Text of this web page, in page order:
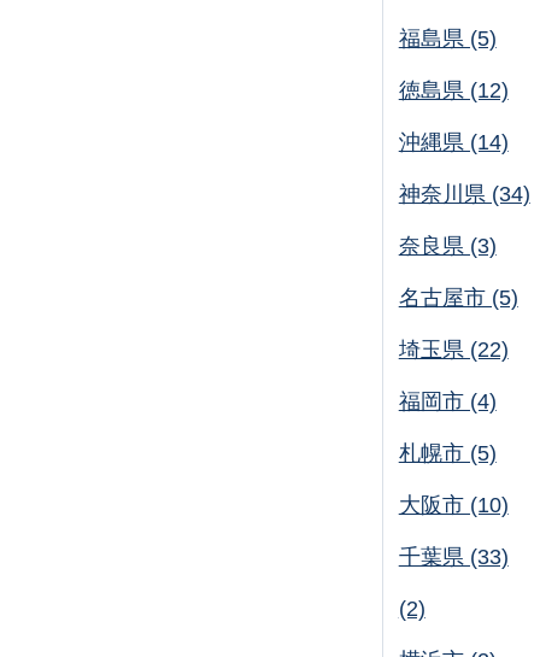
福島県 (5)
徳島県 (12)
沖縄県 (14)
神奈川県 (34)
奈良県 (3)
名古屋市 (5)
埼玉県 (22)
福岡市 (4)
札幌市 (5)
大阪市 (10)
千葉県 (33)
(2)